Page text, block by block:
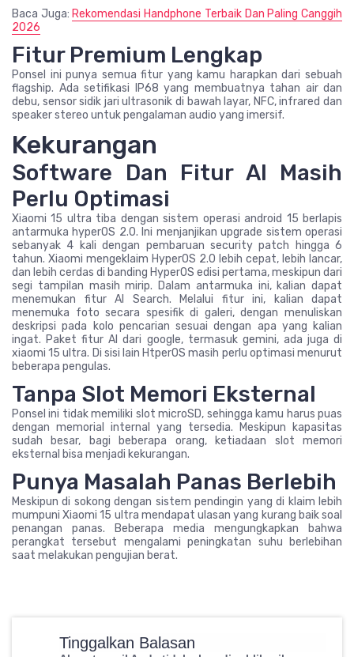
Baca Juga: Rekomendasi Handphone Terbaik Dan Paling Canggih
2026
Fitur Premium Lengkap
Ponsel ini punya semua fitur yang kamu harapkan dari sebuah
flagship. Ada setifikasi IP68 yang membuatnya tahan air dan
debu, sensor sidik jari ultrasonik di bawah layar, NFC, infrared dan
speaker stereo untuk pengalaman audio yang imersif.
Kekurangan
Software Dan Fitur AI Masih
Perlu Optimasi
Xiaomi 15 ultra tiba dengan sistem operasi android 15 berlapis
antarmuka hyperOS 2.0. Ini menjanjikan upgrade sistem operasi
sebanyak 4 kali dengan pembaruan security patch hingga 6
tahun. Xiaomi mengeklaim HyperOS 2.0 lebih cepat, lebih lancar,
dan lebih cerdas di banding HyperOS edisi pertama, meskipun dari
segi tampilan masih mirip. Dalam antarmuka ini, kalian dapat
menemukan fitur AI Search. Melalui fitur ini, kalian dapat
menemuka foto secara spesifik di galeri, dengan menuliskan
deskripsi pada kolo pencarian sesuai dengan apa yang kalian
ingat. Paket fitur AI dari google, termasuk gemini, ada juga di
xiaomi 15 ultra. Di sisi lain HtperOS masih perlu optimasi menurut
beberapa pengulas.
Tanpa Slot Memori Eksternal
Ponsel ini tidak memiliki slot microSD, sehingga kamu harus puas
dengan memorial internal yang tersedia. Meskipun kapasitas
sudah besar, bagi beberapa orang, ketiadaan slot memori
eksternal bisa menjadi kekurangan.
Punya Masalah Panas Berlebih
Meskipun di sokong dengan sistem pendingin yang di klaim lebih
mumpuni Xiaomi 15 ultra mendapat ulasan yang kurang baik soal
penangan panas. Beberapa media mengungkapkan bahwa
perangkat tersebut mengalami peningkatan suhu berlebihan
saat melakukan pengujian berat.
Tinggalkan Balasan